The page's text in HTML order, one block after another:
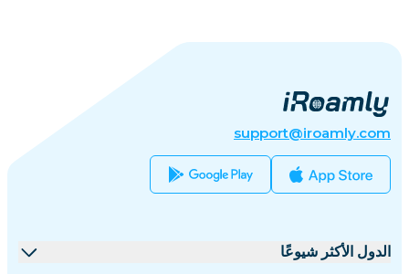
support@iroamly.com
الدول الأكثر شيوعًا